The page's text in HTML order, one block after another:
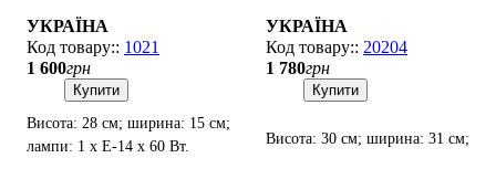
УКРАЇНА
1021
1 600грн
Купити
Висота: 28 см; ширина: 15 см;
лампи: 1 х Е-14 х 60 Вт.
УКРАЇНА
20204
1 780грн
Купити
Висота: 30 см; ширина: 31 см;